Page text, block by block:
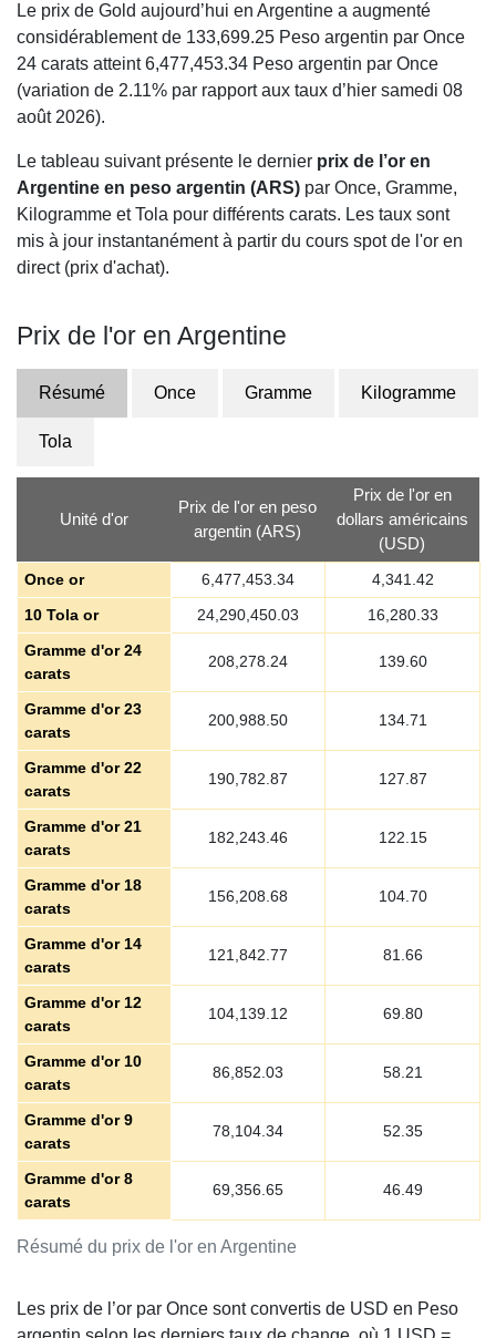
Le prix de Gold aujourd’hui en Argentine a augmenté
considérablement de 133,699.25 Peso argentin par Once
24 carats atteint 6,477,453.34 Peso argentin par Once
(variation de 2.11% par rapport aux taux d’hier samedi 08
août 2026).
Le tableau suivant présente le dernier prix de l’or en
Argentine en peso argentin (ARS) par Once, Gramme,
Kilogramme et Tola pour différents carats. Les taux sont
mis à jour instantanément à partir du cours spot de l'or en
direct (prix d'achat).
Prix de l'or en Argentine
Résumé Once Gramme Kilogramme
Tola
Résumé du prix de l'or en Argentine
Unité d'or
Prix de l'or en peso
argentin (ARS)
Prix de l'or en
dollars américains
(USD)
Once or 6,477,453.34
4,341.42
10 Tola or
24,290,450.03
16,280.33
Gramme d'or 24
carats
208,278.24 139.60
Gramme d'or 23
carats
200,988.50 134.71
Gramme d'or 22
carats
190,782.87 127.87
Gramme d'or 21
carats
182,243.46 122.15
Gramme d'or 18
carats
156,208.68 104.70
Gramme d'or 14
carats
121,842.77 81.66
Gramme d'or 12
carats
104,139.12 69.80
Gramme d'or 10
carats
86,852.03 58.21
Gramme d'or 9
carats
78,104.34 52.35
Gramme d'or 8
carats
69,356.65 46.49
Les prix de l’or par Once sont convertis de USD en Peso